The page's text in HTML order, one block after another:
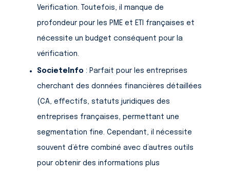
Verification. Toutefois, il manque de
profondeur pour les PME et ETI françaises et
nécessite un budget conséquent pour la
vérification.
SocieteInfo : Parfait pour les entreprises
cherchant des données financières détaillées
(CA, effectifs, statuts juridiques des
entreprises françaises, permettant une
segmentation fine. Cependant, il nécessite
souvent d’être combiné avec d’autres outils
pour obtenir des informations plus